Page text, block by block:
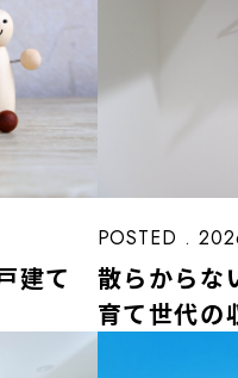
建て
POSTED .
散らからな
育て世代